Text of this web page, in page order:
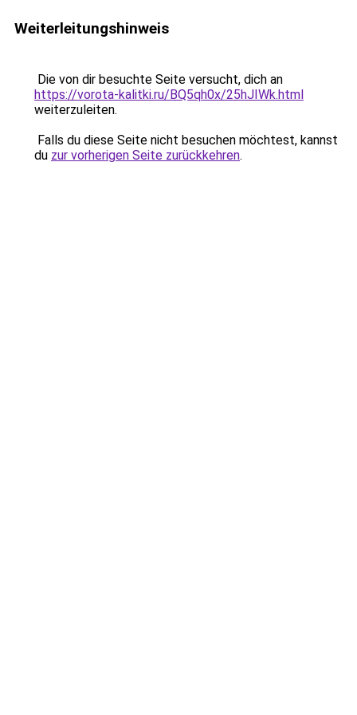
Weiterleitungshinweis
Die von dir besuchte Seite versucht, dich an
https://vorota-kalitki.ru/BQ5qh0x/25hJIWk.html
weiterzuleiten.
Falls du diese Seite nicht besuchen möchtest, kannst
du zur vorherigen Seite zurückkehren.